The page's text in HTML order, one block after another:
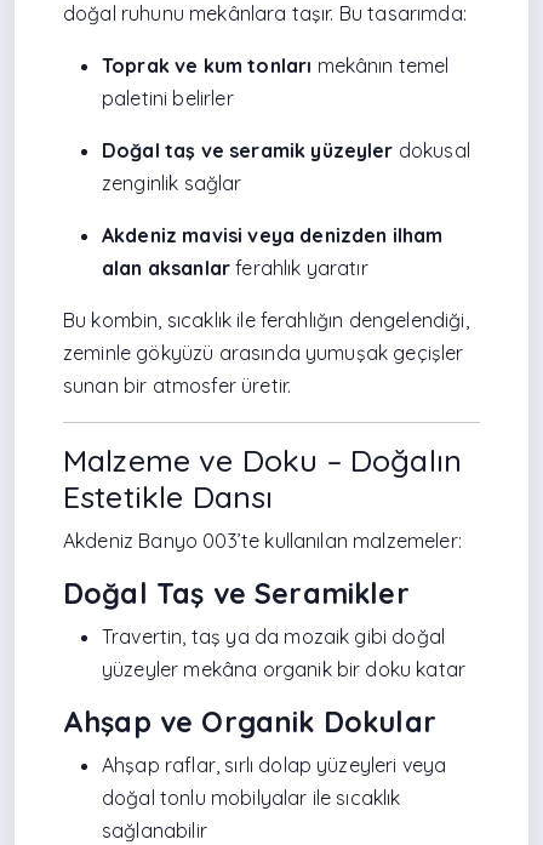
doğal ruhunu mekânlara taşır. Bu tasarımda:
Toprak ve kum tonları mekânın temel
paletini belirler
Doğal taş ve seramik yüzeyler dokusal
zenginlik sağlar
Akdeniz mavisi veya denizden ilham
alan aksanlar ferahlık yaratır
Bu kombin, sıcaklık ile ferahlığın dengelendiği,
zeminle gökyüzü arasında yumuşak geçişler
sunan bir atmosfer üretir.
Malzeme ve Doku – Doğalın
Estetikle Dansı
Akdeniz Banyo 003’te kullanılan malzemeler:
Doğal Taş ve Seramikler
Travertin, taş ya da mozaik gibi doğal
yüzeyler mekâna organik bir doku katar
Ahşap ve Organik Dokular
Ahşap raflar, sırlı dolap yüzeyleri veya
doğal tonlu mobilyalar ile sıcaklık
sağlanabilir